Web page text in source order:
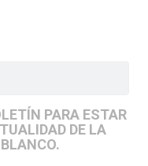
PARA ESTAR
DE LA